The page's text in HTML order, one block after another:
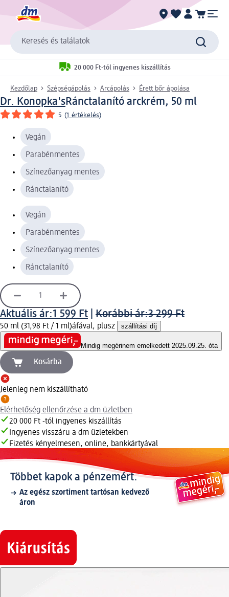
Keresés és találatok
20 000 Ft-tól ingyenes kiszállítás
Kezdőlap Szépségápolás Arcápolás Érett bőr ápolása
Dr. Konopka'sRánctalanító arckrém, 50 ml
5 (1 értékelés)
Vegán
Parabénmentes
Színezőanyag mentes
Ránctalanító
Vegán
Parabénmentes
Színezőanyag mentes
Ránctalanító
Aktuális ár:1 599 Ft Korábbi ár:3 299 Ft
50 ml (31,98 Ft / 1 ml)áfával, plusz szállítási díj
Mindig megérinem emelkedett 2025.09.25. óta
Kosárba
Jelenleg nem kiszállítható
Elérhetőség ellenőrzése a dm üzletben
20 000 Ft -tól ingyenes kiszállítás
Ingyenes visszáru a dm üzletekben
Fizetés kényelmesen, online, bankkártyával
Többet kapok a pénzemért.
Az egész szortiment tartósan kedvező
áron